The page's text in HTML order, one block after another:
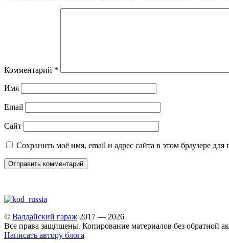
Комментарий *
Имя
Email
Сайт
Сохранить моё имя, email и адрес сайта в этом браузере
© Валдайский гараж 2017 — 2026
Все права защищены. Копирование материалов без обратной
Написать автору блога